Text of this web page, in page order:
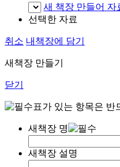
새 책장 만들어 자
선택한 자료
취소 내책장에 담기
새책장 만들기
닫기
표가 있는 항목은 반
새책장 명
새책장 설명